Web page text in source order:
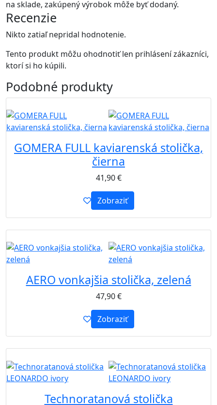
na sklade, zakúpený výrobok môže byť dodaný.
Recenzie
Nikto zatiaľ nepridal hodnotenie.
Tento produkt môžu ohodnotiť len prihlásení zákazníci,
ktorí si ho kúpili.
Podobné produkty
GOMERA FULL kaviarenská stolička,
čierna
41,90€
Zobraziť
AERO vonkajšia stolička, zelená
47,90€
Zobraziť
Technoratanová stolička